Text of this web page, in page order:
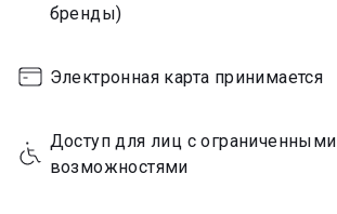
бренды)
Электронная карта принимается
Доступ для лиц с ограниченными
возможностями